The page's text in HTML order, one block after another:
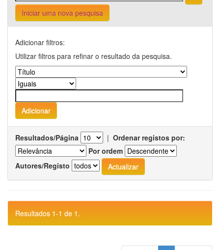
Iniciar uma nova pesquisa
Adicionar filtros:
Utilizar filtros para refinar o resultado da pesquisa.
Resultados/Página | Ordenar registos por:
Por ordem
Autores/Registo
Resultados 1-1 de 1.